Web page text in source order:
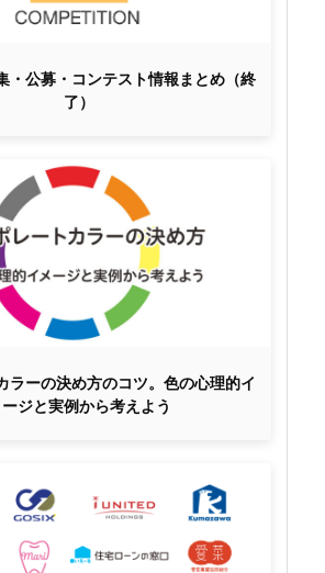
・公募・コンテスト情報まとめ（終
了）
ラーの決め方のコツ。色の心理的イ
ジと実例から考えよう